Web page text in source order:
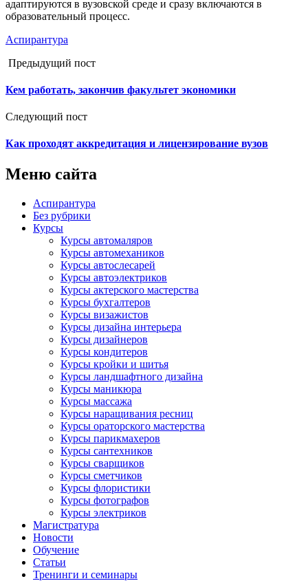
адаптируются в вузовской среде и сразу включаются в
образовательный процесс.
Аспирантура
Предыдущий пост
Кем работать, закончив факультет экономики
Следующий пост
Как проходят аккредитация и лицензирование вузов
Меню сайта
Аспирантура
Без рубрики
Курсы
Курсы автомаляров
Курсы автомехаников
Курсы автослесарей
Курсы автоэлектриков
Курсы актерского мастерства
Курсы бухгалтеров
Курсы визажистов
Курсы дизайна интерьера
Курсы дизайнеров
Курсы кондитеров
Курсы кройки и шитья
Курсы ландшафтного дизайна
Курсы маникюра
Курсы массажа
Курсы наращивания ресниц
Курсы ораторского мастерства
Курсы парикмахеров
Курсы сантехников
Курсы сварщиков
Курсы сметчиков
Курсы флористики
Курсы фотографов
Курсы электриков
Магистратура
Новости
Обучение
Статьи
Тренинги и семинары